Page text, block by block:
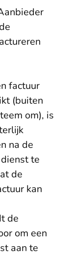
factuur
(buiten
om), is
na de
te
de
kan
de
om een
aan te